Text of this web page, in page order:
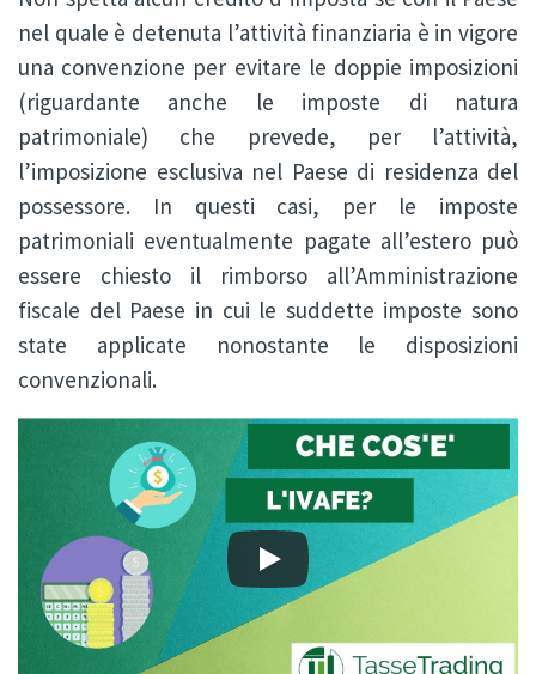
nel quale è detenuta l’attività finanziaria è in vigore
una convenzione per evitare le doppie imposizioni
(riguardante anche le imposte di natura
patrimoniale) che prevede, per l’attività,
l’imposizione esclusiva nel Paese di residenza del
possessore. In questi casi, per le imposte
patrimoniali eventualmente pagate all’estero può
essere chiesto il rimborso all’Amministrazione
fiscale del Paese in cui le suddette imposte sono
state applicate nonostante le disposizioni
convenzionali.